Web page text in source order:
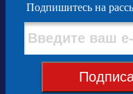
Подпишитесь на